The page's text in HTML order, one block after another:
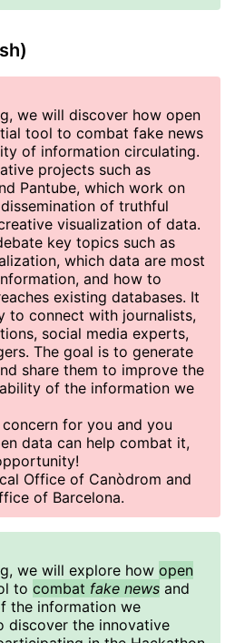
we will discover how open
tool to combat fake news
of information circulating.
projects such as
Pantube, which work on
of truthful
visualization of data.
key topics such as
which data are most
and how to
existing databases. It
to connect with journalists,
social media experts,
The goal is to generate
share them to improve the
of the information we
for you and you
data can help combat it,
Office of Canòdrom and
of Barcelona.
we will explore how open
to combat fake news and
the information we
discover the innovative